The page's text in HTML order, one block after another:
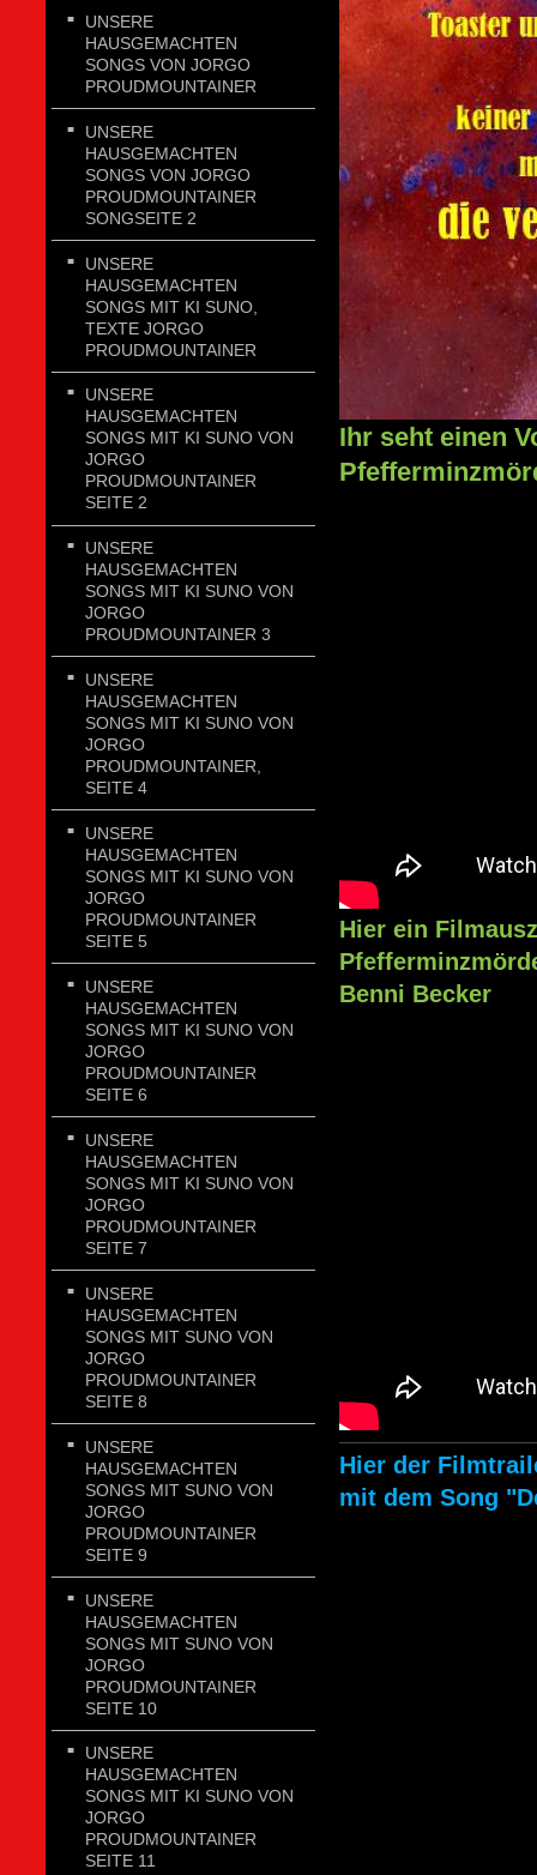
UNSERE
HAUSGEMACHTEN
SONGS VON JORGO
PROUDMOUNTAINER
UNSERE
HAUSGEMACHTEN
SONGS VON JORGO
PROUDMOUNTAINER
SONGSEITE 2
UNSERE
HAUSGEMACHTEN
SONGS MIT KI SUNO,
TEXTE JORGO
PROUDMOUNTAINER
UNSERE
HAUSGEMACHTEN
SONGS MIT KI SUNO VON
JORGO
PROUDMOUNTAINER
SEITE 2
UNSERE
HAUSGEMACHTEN
SONGS MIT KI SUNO VON
JORGO
PROUDMOUNTAINER 3
UNSERE
HAUSGEMACHTEN
SONGS MIT KI SUNO VON
JORGO
PROUDMOUNTAINER,
SEITE 4
UNSERE
HAUSGEMACHTEN
SONGS MIT KI SUNO VON
JORGO
PROUDMOUNTAINER
SEITE 5
UNSERE
HAUSGEMACHTEN
SONGS MIT KI SUNO VON
JORGO
PROUDMOUNTAINER
SEITE 6
UNSERE
HAUSGEMACHTEN
SONGS MIT KI SUNO VON
JORGO
PROUDMOUNTAINER
SEITE 7
UNSERE
HAUSGEMACHTEN
SONGS MIT SUNO VON
JORGO
PROUDMOUNTAINER
SEITE 8
UNSERE
HAUSGEMACHTEN
SONGS MIT SUNO VON
JORGO
PROUDMOUNTAINER
SEITE 9
UNSERE
HAUSGEMACHTEN
SONGS MIT SUNO VON
JORGO
PROUDMOUNTAINER
SEITE 10
UNSERE
HAUSGEMACHTEN
SONGS MIT KI SUNO VON
JORGO
PROUDMOUNTAINER
SEITE 11
Ihr seht einen
Hier ein
Benni Becker
Hier der
mit dem Song